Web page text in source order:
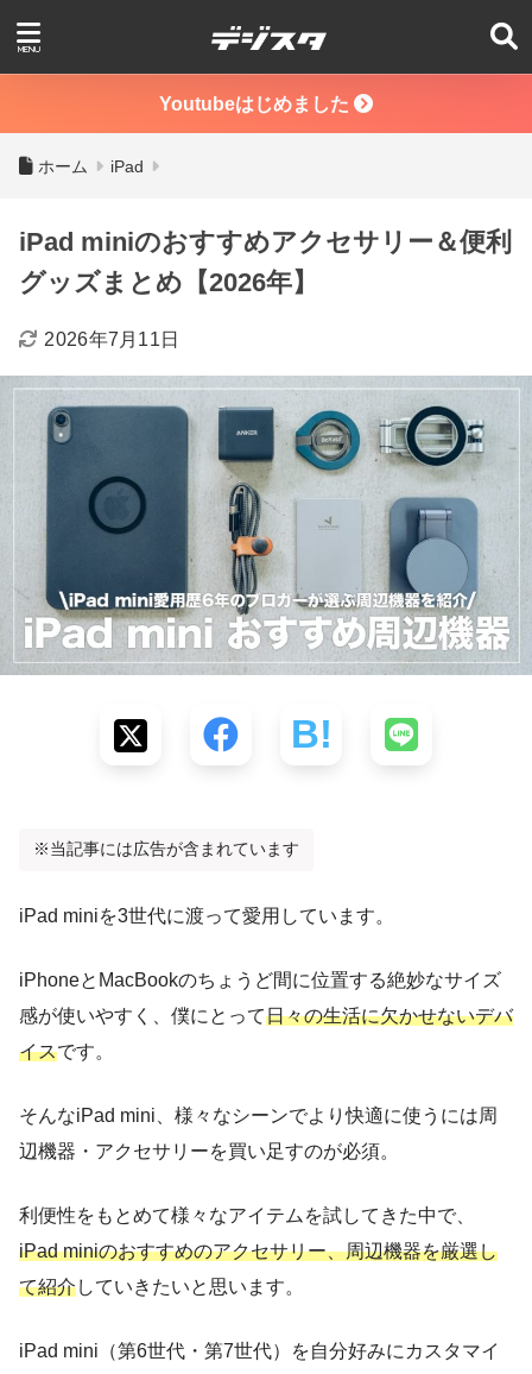
Youtubeはじめました
ホーム iPad
iPad miniのおすすめアクセサリー＆便利
グッズまとめ【2026年】
2026年7月11日
※当記事には広告が含まれています
iPad miniを3世代に渡って愛用しています。
iPhoneとMacBookのちょうど間に位置する絶妙なサイズ
感が使いやすく、僕にとって日々の生活に欠かせないデバ
イスです。
そんなiPad mini、様々なシーンでより快適に使うには周
辺機器・アクセサリーを買い足すのが必須。
利便性をもとめて様々なアイテムを試してきた中で、
iPad miniのおすすめのアクセサリー、周辺機器を厳選し
て紹介していきたいと思います。
iPad mini（第6世代・第7世代）を自分好みにカスタマイ